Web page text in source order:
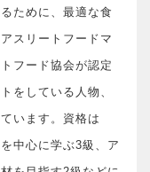
ために、最適な食
スリートフードマ
フード協会が認定
をしている人物、
います。資格は
中心に学ぶ3級、ア